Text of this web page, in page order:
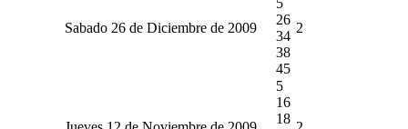
Sabado 26 de Diciembre de 2009
26
34
38
45
2
5
16
18